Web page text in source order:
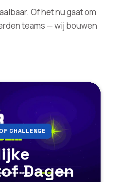
Of het nu gaat om
teams — wij bouwen
CHALLENGE
Dagen